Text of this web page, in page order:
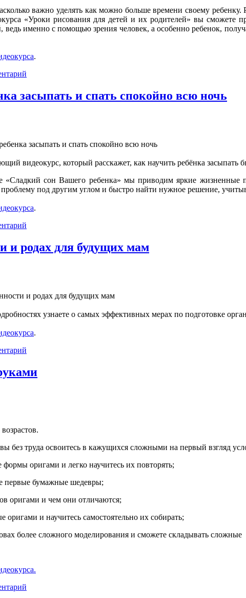
важно уделять как можно больше времени своему
«Уроки рисования для детей и их родителей» вы сможете
ведь именно с помощью зрения человек, а особенно ребенок,
.
засыпать и спать спокойно всю ночь
видеокурс, который расскажет, как научить ребёнка засыпать
«Сладкий сон Вашего ребенка» мы приводим яркие жизненные
под другим углом и быстро найти нужное решение,
.
и родах для будущих мам
узнаете о самых эффективных мерах по подготовке
.
без труда освоитесь в кажущихся сложными на первый взгляд
оригами и легко научитесь их повторять;
первые бумажные шедевры;
оригами и чем они отличаются;
оригами и научитесь самостоятельно их собирать;
более сложного моделирования и сможете складывать